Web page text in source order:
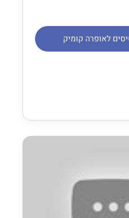
לאופרה קומיק